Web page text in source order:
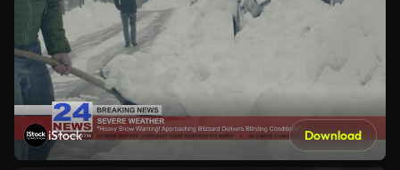
iStock Download